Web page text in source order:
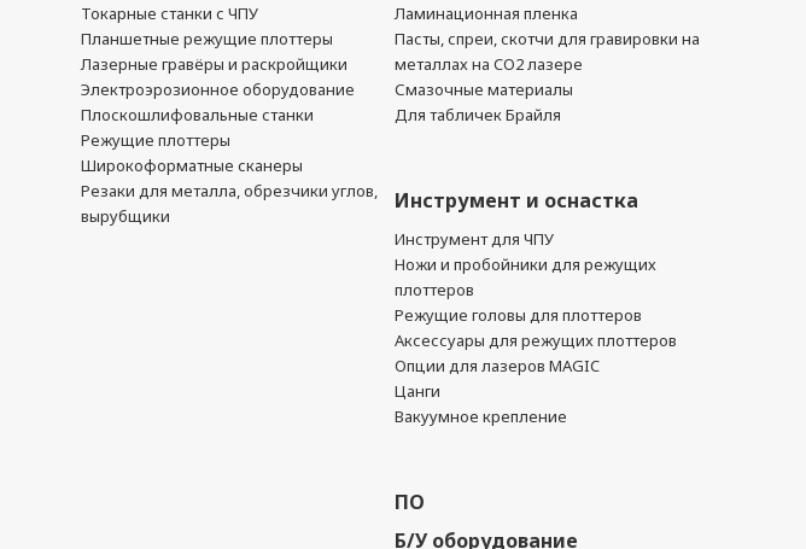
Токарные станки с ЧПУ
Планшетные режущие плоттеры
Лазерные гравёры и раскройщики
Электроэрозионное оборудование
Плоскошлифовальные станки
Режущие плоттеры
Широкоформатные сканеры
Резаки для металла, обрезчики углов,
вырубщики
Ламинационная пленка
Пасты, спреи, скотчи для гравировки на
металлах на CO2 лазере
Смазочные материалы
Для табличек Брайля
Инструмент и оснастка
Инструмент для ЧПУ
Ножи и пробойники для режущих
плоттеров
Режущие головы для плоттеров
Аксессуары для режущих плоттеров
Опции для лазеров MAGIC
Цанги
Вакуумное крепление
ПО
Б/У оборудование